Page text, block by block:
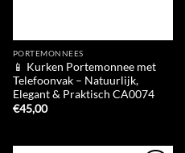
PORTEMONNEES
📱 Kurken Portemonnee met
Telefoonvak – Natuurlijk,
Elegant & Praktisch CA0074
€45,00